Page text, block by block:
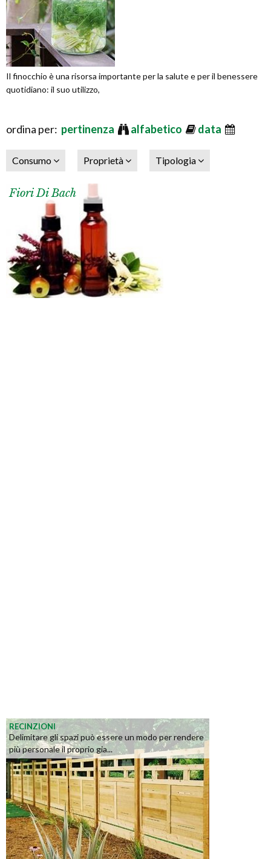
Il finocchio è una risorsa importante per la salute e per il benessere
quotidiano: il suo utilizzo,
ordina per: pertinenza alfabetico data
Consumo Proprietà Tipologia
Fiori Di Bach
RECINZIONI
Delimitare gli spazi può essere un modo per rendere
più personale il proprio gia...